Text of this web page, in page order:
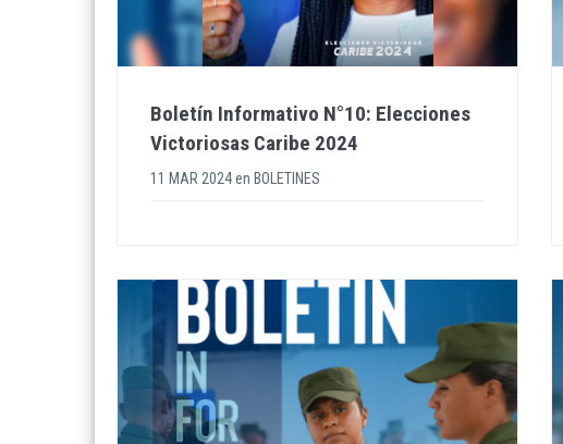
Boletín Informativo N°10: Elecciones
Victoriosas Caribe 2024
11 MAR 2024en BOLETINES